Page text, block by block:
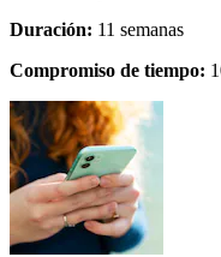
Duración: 11 semanas
Compromiso de tiempo: